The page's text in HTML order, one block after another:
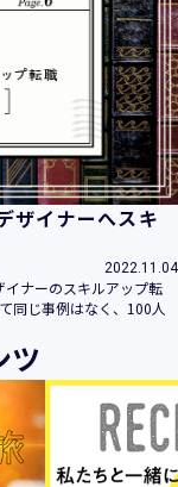
ます。）
して「当社サー
当社でご利用に
回数などのご利
させていただき
情報を、当社は
より取得・収集
話等の手段によっ
得・収集させて
ザイナーへスキ
2022.11.04
ナーのスキルアップ転
同じ事例はなく、100人
ツ